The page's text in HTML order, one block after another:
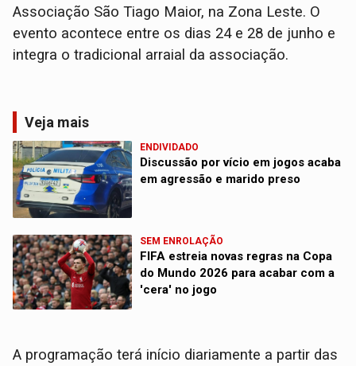
Associação São Tiago Maior, na Zona Leste. O
evento acontece entre os dias 24 e 28 de junho e
integra o tradicional arraial da associação.
Veja mais
ENDIVIDADO
Discussão por vício em jogos acaba
em agressão e marido preso
SEM ENROLAÇÃO
FIFA estreia novas regras na Copa
do Mundo 2026 para acabar com a
'cera' no jogo
A programação terá início diariamente a partir das